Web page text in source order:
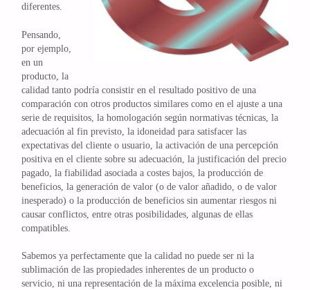
diferentes.
Pensando,
por ejemplo,
en un
producto, la
calidad tanto podría consistir en el resultado positivo de una
comparación con otros productos similares como en el ajuste a una
serie de requisitos, la homologación según normativas técnicas, la
adecuación al fin previsto, la idoneidad para satisfacer las
expectativas del cliente o usuario, la activación de una percepción
positiva en el cliente sobre su adecuación, la justificación del precio
pagado, la fiabilidad asociada a costes bajos, la producción de
beneficios, la generación de valor (o de valor añadido, o de valor
inesperado) o la producción de beneficios sin aumentar riesgos ni
causar conflictos, entre otras posibilidades, algunas de ellas
compatibles.
Sabemos ya perfectamente que la calidad no puede ser ni la
sublimación de las propiedades inherentes de un producto o
servicio, ni una representación de la máxima excelencia posible, ni